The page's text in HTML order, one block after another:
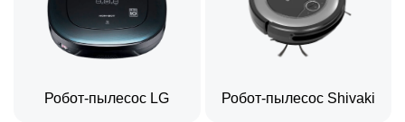
Робот-пылесос LG Робот-пылесос Shivaki